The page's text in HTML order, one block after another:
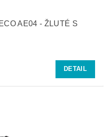
AE04 - ŽLUTÉ S
DETAIL